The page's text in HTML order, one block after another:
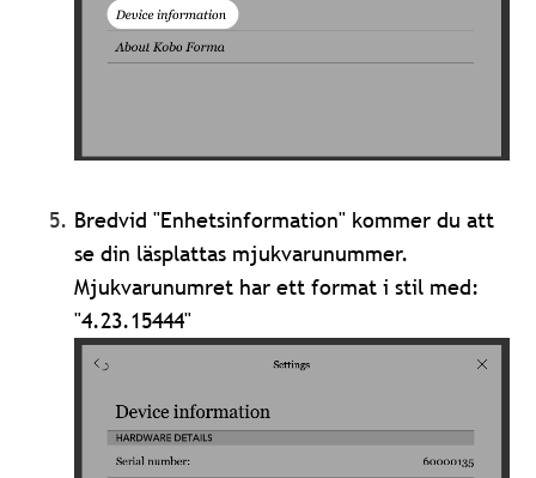
Bredvid "Enhetsinformation" kommer du att
se din läsplattas mjukvarunummer.
Mjukvarunumret har ett format i stil med:
"4.23.15444"